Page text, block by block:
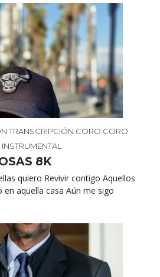
TRANSCRIPCIÓN CORO CORO
8K
quiero Revivir contigo Aquellos
aquella casa Aún me sigo